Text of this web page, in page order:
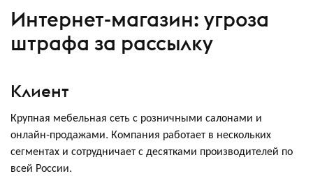
Интернет-магазин: угроза
штрафа за рассылку
Клиент
Крупная мебельная сеть с розничными салонами и
онлайн-продажами. Компания работает в нескольких
сегментах и сотрудничает с десятками производителей по
всей России.